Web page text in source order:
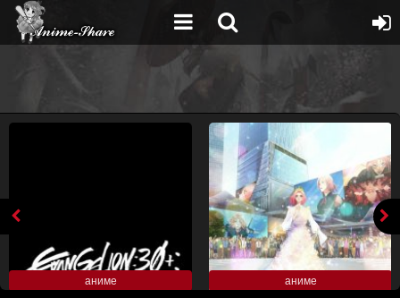
аниме аниме